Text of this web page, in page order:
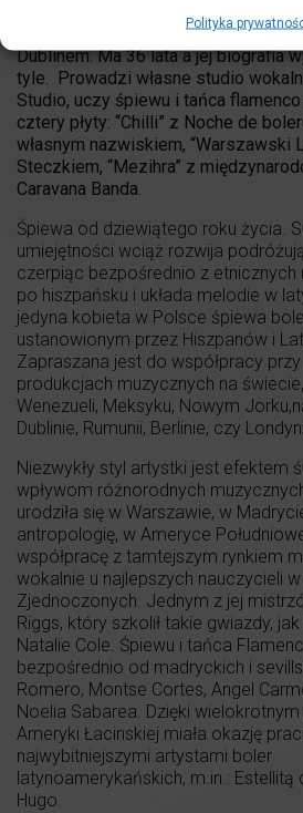
Polityka
konsekwentnie działa na rynku
w drodze pomiędzy Warszawą,
Dublinem. Ma 36 lata a jej biografia
tyle. Prowadzi własne studio
Studio, uczy śpiewu i tańca flamenco
cztery płyty: “Chilli” z Noche de
własnym nazwiskiem, “Warszawski
Steczkiem, “Mezihra” z
Caravana Banda.
Śpiewa od dziewiątego roku życia.
umiejętności wciąż rozwija
czerpiąc bezpośrednio z
po hiszpańsku i układa melodie w
jedyna kobieta w Polsce śpiewa
ustanowionym przez Hiszpanów i
Zapraszana jest do współpracy
produkcjach muzycznych na
Wenezueli, Meksyku, Nowym
Dublinie, Rumunii, Berlinie, czy
Niezwykły styl artystki jest efektem
wpływom różnorodnych
urodziła się w Warszawie, w
antropologię, w Ameryce
współpracę z tamtejszym rynkiem
wokalnie u najlepszych nauczycieli
Zjednoczonych. Jednym z jej
Riggs, który szkolił takie gwiazdy,
Natalie Cole. Śpiewu i tańca
bezpośrednio od madryckich i
Romero, Montse Cortes, Angel
Noelia Sabarea. Dzięki
Ameryki Łacinskiej miała okazję
najwybitniejszymi artystami boler
latynoamerykańskich, m.in.:
Hugo.